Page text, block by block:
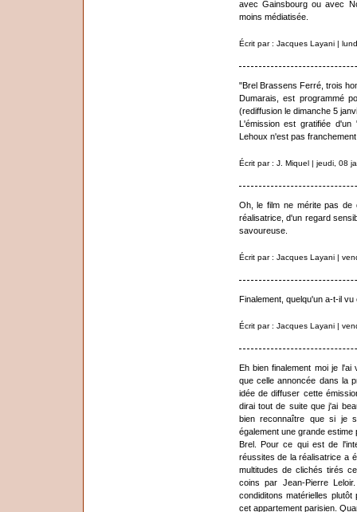
avec Gainsbourg ou avec
moins médiatisée.
Écrit par : Jacques Layani |
"Brel Brassens Ferré, trois
Dumarais, est programmé
(rediffusion le dimanche 5
L'émission est gratifiée
Lehoux n'est pas
Écrit par : J. Miquel | jeudi, 08
Oh, le film ne mérite pas de
réalisatrice, d'un regard
savoureuse.
Écrit par : Jacques Layani |
Finalement, quelqu'un a-t-il
Écrit par : Jacques Layani |
Eh bien finalement moi je
que celle annoncée dans la
idée de diffuser cette
dirai tout de suite que j'ai
bien reconnaître que si je
également une grande
Brel. Pour ce qui est de
réussites de la réalisatrice a
multitudes de clichés tirés
coins par Jean-Pierre
condiditons matérielles
cet appartement parisien.